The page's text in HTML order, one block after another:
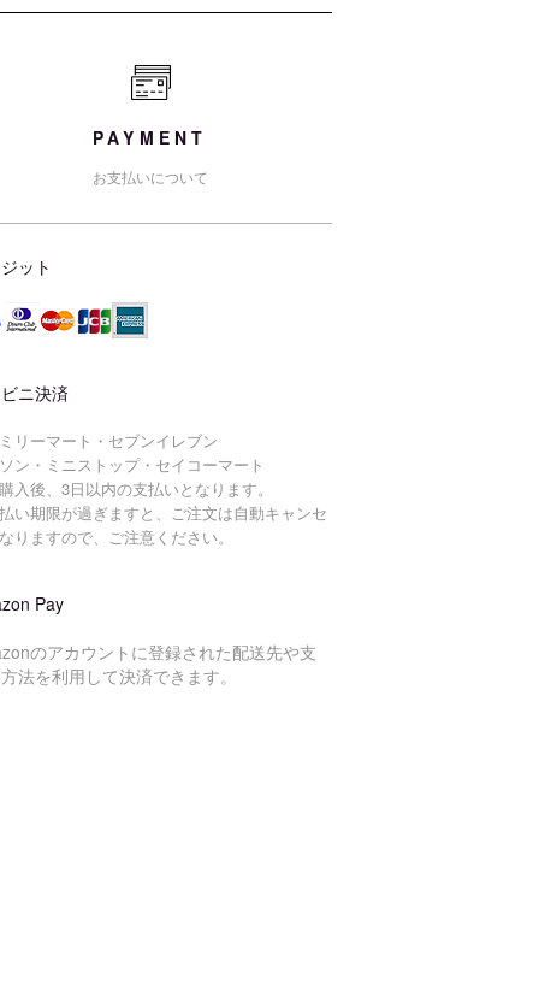
PAYMENT
お支払いについて
ット
ニ決済
リーマート・セブンイレブン
ン・ミニストップ・セイコーマート
入後、3日以内の支払いとなります。
い期限が過ぎますと、ご注文は自動キャンセ
りますので、ご注意ください。
Pay
のアカウントに登録された配送先や支
法を利用して決済できます。